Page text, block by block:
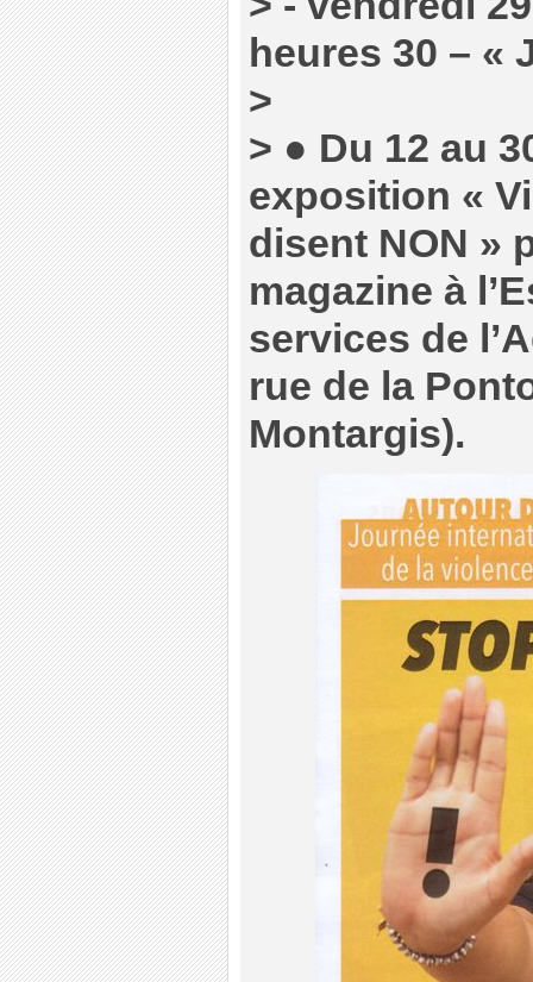
heures 30 – «
>
> ● Du 12 au
exposition «
disent NON »
magazine à
services de
rue de la
Montargis).